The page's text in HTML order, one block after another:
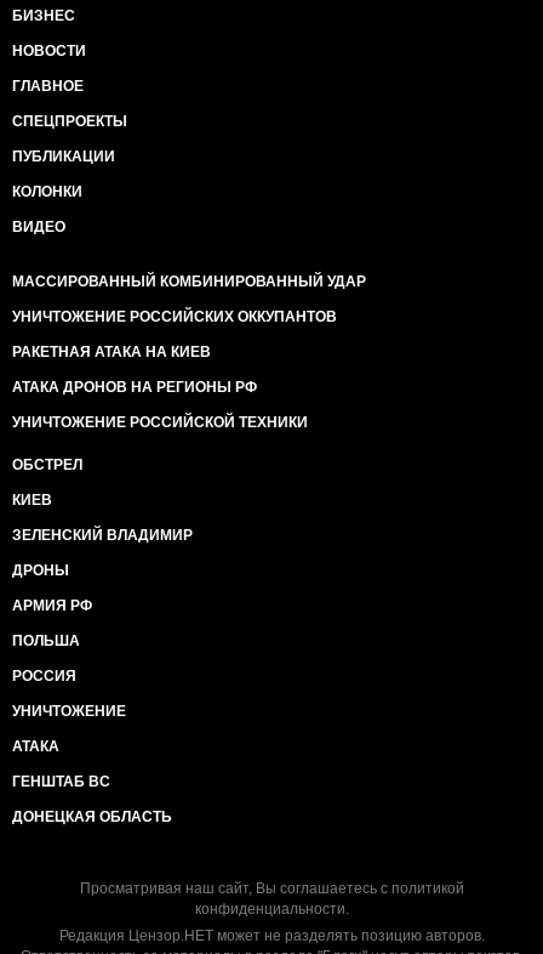
БИЗНЕС
НОВОСТИ
ГЛАВНОЕ
СПЕЦПРОЕКТЫ
ПУБЛИКАЦИИ
КОЛОНКИ
ВИДЕО
МАССИРОВАННЫЙ КОМБИНИРОВАННЫЙ УДАР
УНИЧТОЖЕНИЕ РОССИЙСКИХ ОККУПАНТОВ
РАКЕТНАЯ АТАКА НА КИЕВ
АТАКА ДРОНОВ НА РЕГИОНЫ РФ
УНИЧТОЖЕНИЕ РОССИЙСКОЙ ТЕХНИКИ
ОБСТРЕЛ
КИЕВ
ЗЕЛЕНСКИЙ ВЛАДИМИР
ДРОНЫ
АРМИЯ РФ
ПОЛЬША
РОССИЯ
УНИЧТОЖЕНИЕ
АТАКА
ГЕНШТАБ ВС
ДОНЕЦКАЯ ОБЛАСТЬ
Просматривая наш сайт, Вы соглашаетесь с политикой
конфиденциальности.
Редакция Цензор.НЕТ может не разделять позицию авторов.